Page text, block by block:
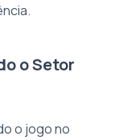
o Setor
o jogo no